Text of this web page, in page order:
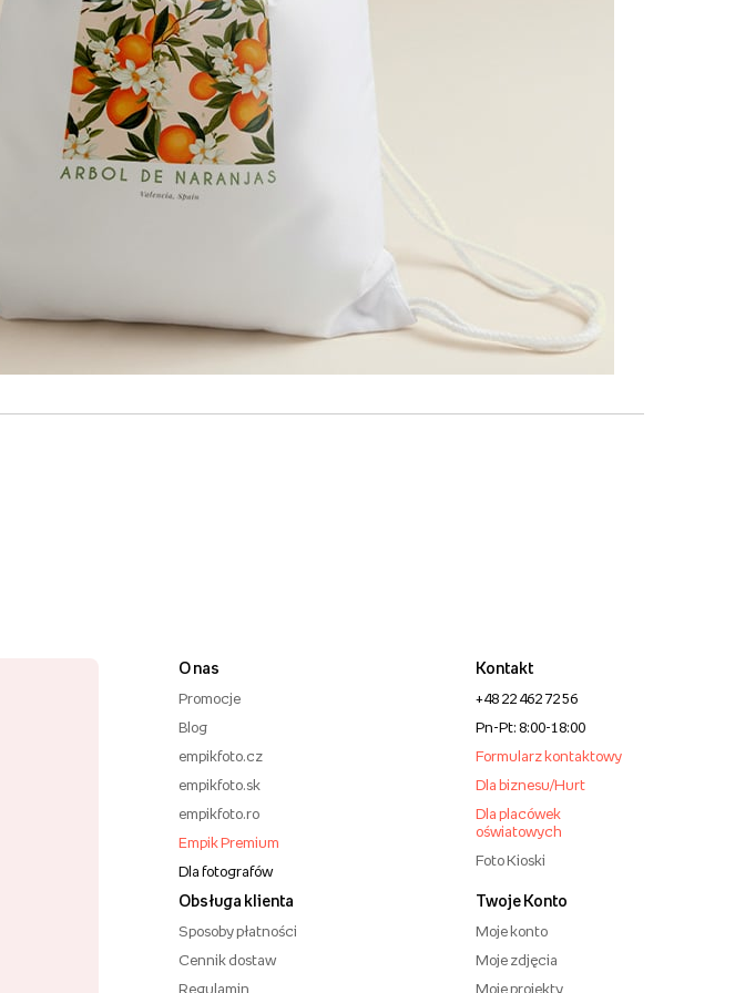
O nas
Promocje
Blog
empikfoto.cz
empikfoto.sk
empikfoto.ro
Empik Premium
Dla fotografów
Obsługa klienta
Sposoby płatności
Cennik dostaw
Regulamin
Kontakt
+48 22 462 72 56
Pn-Pt: 8:00-18:00
Formularz kontaktowy
Dla biznesu/Hurt
Dla placówek
oświatowych
Foto Kioski
Twoje Konto
Moje konto
Moje zdjęcia
Moje projekty